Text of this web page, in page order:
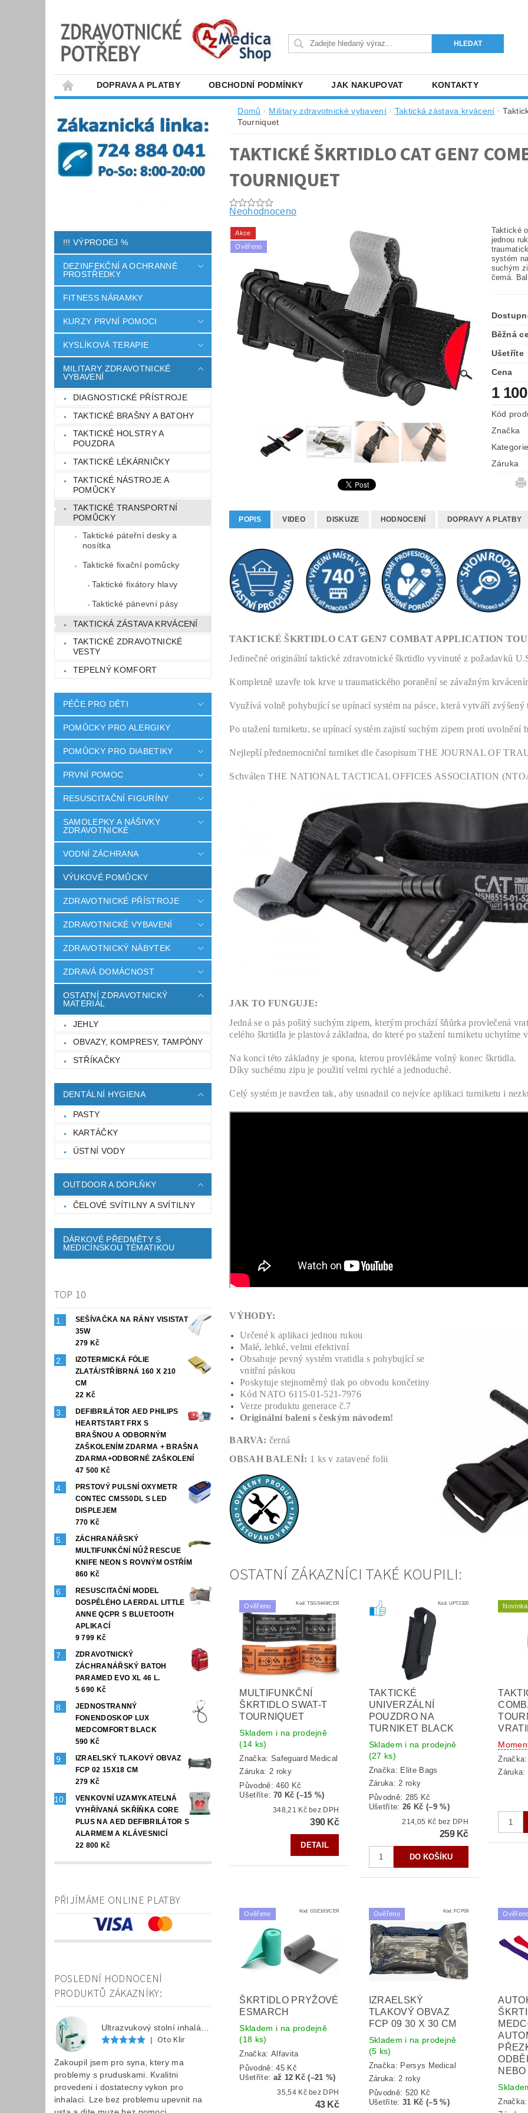
DOPRAVA A PLATBY OBCHODNÍ PODMÍNKY JAK NAKUPOVAT KONTAKTY
!!! VÝPRODEJ %
DEZINFEKČNÍ A OCHRANNÉ
PROSTŘEDKY
FITNESS NÁRAMKY
KURZY PRVNÍ POMOCI
KYSLÍKOVÁ TERAPIE
MILITARY ZDRAVOTNICKÉ
VYBAVENÍ
DIAGNOSTICKÉ PŘÍSTROJE
TAKTICKÉ BRAŠNY A BATOHY
TAKTICKÉ HOLSTRY A
POUZDRA
TAKTICKÉ LÉKÁRNIČKY
TAKTICKÉ NÁSTROJE A
POMŮCKY
TAKTICKÉ TRANSPORTNÍ
POMŮCKY
Taktické páteřní desky a
nosítka
Taktické fixační pomůcky
Taktické fixátory hlavy
Taktické pánevní pásy
TAKTICKÁ ZÁSTAVA KRVÁCENÍ
TAKTICKÉ ZDRAVOTNICKÉ
VESTY
TEPELNÝ KOMFORT
PÉČE PRO DĚTI
POMŮCKY PRO ALERGIKY
POMŮCKY PRO DIABETIKY
PRVNÍ POMOC
RESUSCITAČNÍ FIGURÍNY
SAMOLEPKY A NÁŠIVKY
ZDRAVOTNICKÉ
VODNÍ ZÁCHRANA
VÝUKOVÉ POMŮCKY
ZDRAVOTNICKÉ PŘÍSTROJE
ZDRAVOTNICKÉ VYBAVENÍ
ZDRAVOTNICKÝ NÁBYTEK
ZDRAVÁ DOMÁCNOST
OSTATNÍ ZDRAVOTNICKÝ
MATERIÁL
JEHLY
OBVAZY, KOMPRESY, TAMPÓNY
STŘÍKAČKY
DENTÁLNÍ HYGIENA
PASTY
KARTÁČKY
ÚSTNÍ VODY
OUTDOOR A DOPLŇKY
ČELOVÉ SVÍTILNY A SVÍTILNY
DÁRKOVÉ PŘEDMĚTY S
MEDICÍNSKOU TÉMATIKOU
TOP 10
SEŠÍVAČKA NA RÁNY VISISTAT
35W
279 Kč
IZOTERMICKÁ FÓLIE
ZLATÁ/STŘÍBRNÁ 160 X 210
CM
22 Kč
DEFIBRILÁTOR AED PHILIPS
HEARTSTART FRX S
BRAŠNOU A ODBORNÝM
ZAŠKOLENÍM ZDARMA + BRAŠNA
ZDARMA+ODBORNÉ ZAŠKOLENÍ
47 500 Kč
PRSTOVÝ PULSNÍ OXYMETR
CONTEC CMS50DL S LED
DISPLEJEM
770 Kč
ZÁCHRANÁŘSKÝ
MULTIFUNKČNÍ NŮŽ RESCUE
KNIFE NEON S ROVNÝM OSTŘÍM
860 Kč
RESUSCITAČNÍ MODEL
DOSPĚLÉHO LAERDAL LITTLE
ANNE QCPR S BLUETOOTH
APLIKACÍ
9 799 Kč
ZDRAVOTNICKÝ
ZÁCHRANÁŘSKÝ BATOH
PARAMED EVO XL 46 L.
5 690 Kč
JEDNOSTRANNÝ
FONENDOSKOP LUX
MEDCOMFORT BLACK
590 Kč
IZRAELSKÝ TLAKOVÝ OBVAZ
FCP 02 15X18 CM
279 Kč
VENKOVNÍ UZAMYKATELNÁ
VYHŘÍVANÁ SKŘÍŇKA CORE
PLUS NA AED DEFIBRILÁTOR S
ALARMEM A KLÁVESNICÍ
22 800 Kč
PŘIJÍMÁME ONLINE PLATBY
POSLEDNÍ HODNOCENÍ
PRODUKTŮ ZÁKAZNÍKY:
Ultrazvukový stolní inhalátor F 202
| Oto Klir
Zakoupil jsem pro syna, ktery ma
problemy s pruduskami. Kvalitni
provedeni i dostatecny vykon pro
inhalaci. Lze bez problemu upevnit na
Domů Military zdravotnické vybavení Taktická zástava krvácení
Tourniquet
TAKTICKÉ ŠKRTIDLO CAT GEN7
TOURNIQUET
Neohodnoceno
Akce
Ověřeno
Taktické
jednou
systém
suchým
černá.
Běžná
Ušetříte
Cena
1
Kód
Značka
Kategorie
Záruka
POPIS VIDEO DISKUZE HODNOCENÍ DOPRAVY A PLATBY
TAKTICKÉ ŠKRTIDLO CAT GEN7 COMBAT APPLICATION
Jedinečné originální taktické zdravotnické škrtidlo vyvinuté z požadavků
Kompletně uzavře tok krve u traumatického poranění se závažným
Využívá volně pohybující se upínací systém na pásce, která vytváří zvýšený
Po utažení turniketu, se upínací systém zajistí suchým zipem proti uvolnění
Nejlepší přednemocniční turniket dle časopisum THE JOURNAL OF
Schválen THE NATIONAL TACTICAL OFFICES ASSOCIATION
JAK TO FUNGUJE:
Jedná se o pás pošitý suchým zipem, kterým prochází šňůrka provlečená
celého škrtidla je plastová základna, do které po stažení turniketu
Na konci této základny je spona, kterou provlékáme volný konec škrtidla.
Díky suchému zipu je použití velmi rychlé a jednoduché.
Celý systém je navržen tak, aby usnadnil co nejvíce aplikaci turniketu i
VÝHODY:
Určené k aplikaci jednou rukou
Malé, lehké, velmi efektivní
Obsahuje pevný systém vratidla s pohybující se
vnitřní páskou
Poskytuje stejnoměrný tlak po obvodu končetiny
Kód NATO 6115-01-521-7976
Verze produktu generace č.7
Originální balení s českým návodem!
BARVA: černá
OBSAH BALENÍ: 1 ks v zatavené folii
OSTATNÍ ZÁKAZNÍCI TAKÉ KOUPILI:
Ověřeno Kód: TSGS449/CER
MULTIFUNKČNÍ
ŠKRTIDLO SWAT-T
TOURNIQUET
Skladem i na prodejně
(14 ks)
Značka: Safeguard Medical
Záruka: 2 roky
Původně:460 Kč
Ušetříte: 70 Kč (–15 %)
348,21 Kč bez DPH
390 Kč
DETAIL
Kód: UPT2320
TAKTICKÉ
UNIVERZÁLNÍ
POUZDRO NA
TURNIKET BLACK
Skladem i na prodejně
(27 ks)
Značka: Elite Bags
Záruka: 2 roky
Původně: 285 Kč
Ušetříte:26 Kč (–9 %)
214,05 Kč bez DPH
259 Kč
Novinka
Značka:
Záruka:
Ověřeno Kód:GSE165/CER
ŠKRTIDLO PRYŽOVÉ
ESMARCH
Skladem i na prodejně
(18 ks)
Značka: Alfavita
Původně:45 Kč
Ušetříte: až 12 Kč (–21 %)
35,54 Kč bez DPH
43 Kč
Ověřeno Kód:FCP09
IZRAELSKÝ
TLAKOVÝ OBVAZ
FCP 09 30 X 30 CM
Skladem i na prodejně
(5 ks)
Značka: Persys Medical
Záruka: 2 roky
Původně: 520 Kč
Ušetříte:31 Kč (–5 %)
NEBO
Značka: